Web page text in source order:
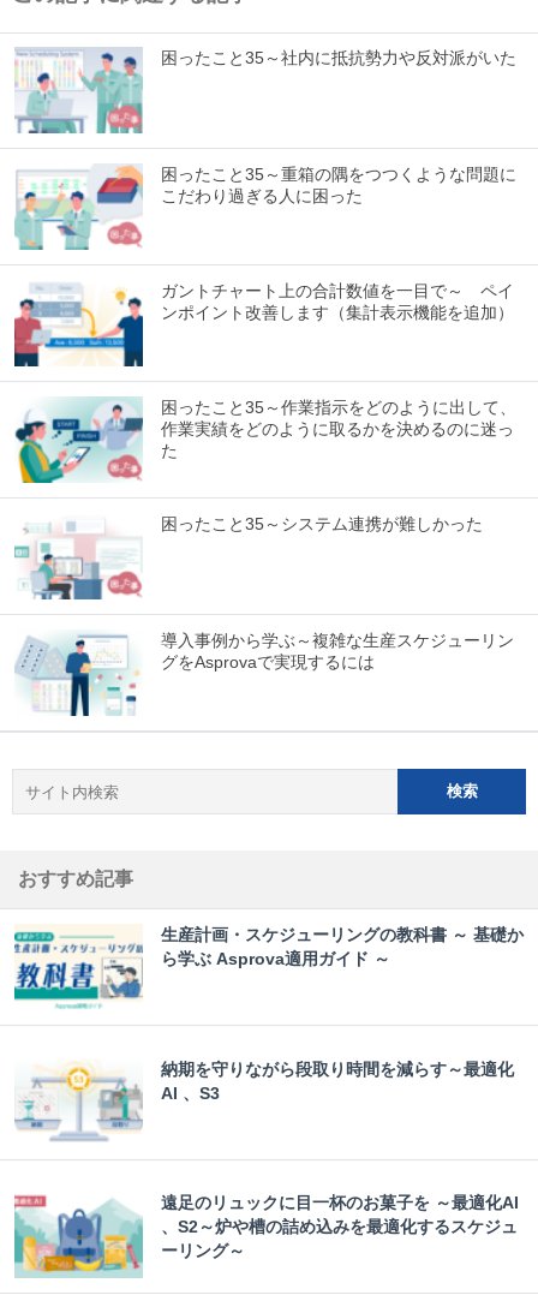
困ったこと35～社内に抵抗勢力や反対派がいた
困ったこと35～重箱の隅をつつくような問題に
こだわり過ぎる人に困った
ガントチャート上の合計数値を一目で～ ペイ
ンポイント改善します（集計表示機能を追加）
困ったこと35～作業指示をどのように出して、
作業実績をどのように取るかを決めるのに迷っ
た
困ったこと35～システム連携が難しかった
導入事例から学ぶ～複雑な生産スケジューリン
グをAsprovaで実現するには
おすすめ記事
生産計画・スケジューリングの教科書 ～ 基礎か
ら学ぶ Asprova適用ガイド ～
納期を守りながら段取り時間を減らす～最適化
AI 、S3
遠足のリュックに目一杯のお菓子を ～最適化AI
、S2～炉や槽の詰め込みを最適化するスケジュ
ーリング～